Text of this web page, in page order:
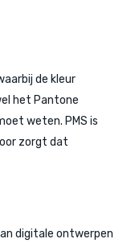
de kleur
het Pantone
weten. PMS is
zorgt dat
digitale ontwerpen